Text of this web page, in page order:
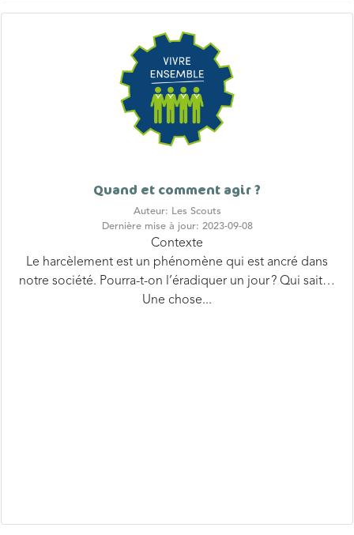
Auteur: Les Scouts
Dernière mise à jour: 2023-09-08
Contexte
Le harcèlement est un phénomène qui est ancré dans
notre société. Pourra-t-on l’éradiquer un jour ? Qui sait…
Une chose...
1 … 54 55 56 57 58 59 60 Suivant »